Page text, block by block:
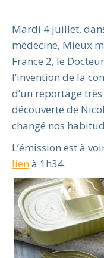
Mardi 4 juillet,
médecine, Mieux
France 2, le
l’invention de la
d’un reportage
découverte de
changé nos
L’émission est à
lienà 1h34.